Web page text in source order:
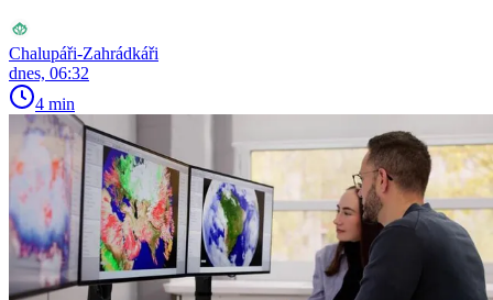
Chalupáři-Zahrádkáři
dnes, 06:32
4 min